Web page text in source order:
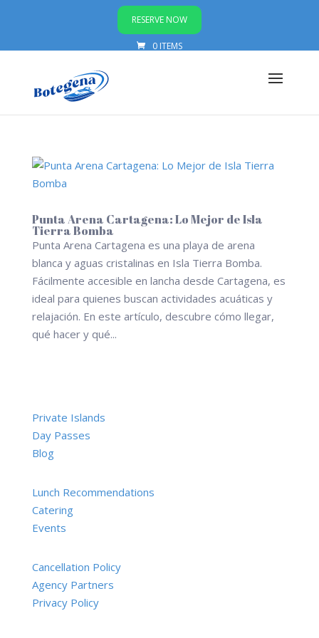
RESERVE NOW
0 ITEMS
Punta Arena Cartagena: Lo Mejor de Isla
Tierra Bomba
Punta Arena Cartagena es una playa de arena
blanca y aguas cristalinas en Isla Tierra Bomba.
Fácilmente accesible en lancha desde Cartagena, es
ideal para quienes buscan actividades acuáticas y
relajación. En este artículo, descubre cómo llegar,
qué hacer y qué...
Private Islands
Day Passes
Blog
Lunch Recommendations
Catering
Events
Cancellation Policy
Agency Partners
Privacy Policy